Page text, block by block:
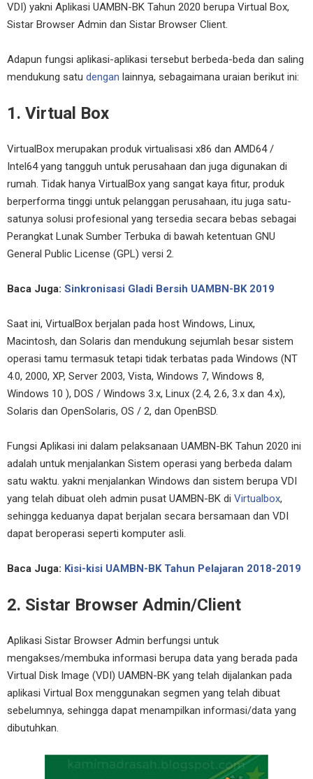
VDI) yakni Aplikasi UAMBN-BK Tahun 2020 berupa Virtual Box,
Sistar Browser Admin dan Sistar Browser Client.
Adapun fungsi aplikasi-aplikasi tersebut berbeda-beda dan saling
mendukung satu dengan lainnya, sebagaimana uraian berikut ini:
1. Virtual Box
VirtualBox merupakan produk virtualisasi x86 dan AMD64 /
Intel64 yang tangguh untuk perusahaan dan juga digunakan di
rumah. Tidak hanya VirtualBox yang sangat kaya fitur, produk
berperforma tinggi untuk pelanggan perusahaan, itu juga satu-
satunya solusi profesional yang tersedia secara bebas sebagai
Perangkat Lunak Sumber Terbuka di bawah ketentuan GNU
General Public License (GPL) versi 2.
Baca Juga: Sinkronisasi Gladi Bersih UAMBN-BK 2019
Saat ini, VirtualBox berjalan pada host Windows, Linux,
Macintosh, dan Solaris dan mendukung sejumlah besar sistem
operasi tamu termasuk tetapi tidak terbatas pada Windows (NT
4.0, 2000, XP, Server 2003, Vista, Windows 7, Windows 8,
Windows 10 ), DOS / Windows 3.x, Linux (2.4, 2.6, 3.x dan 4.x),
Solaris dan OpenSolaris, OS / 2, dan OpenBSD.
Fungsi Aplikasi ini dalam pelaksanaan UAMBN-BK Tahun 2020 ini
adalah untuk menjalankan Sistem operasi yang berbeda dalam
satu waktu. yakni menjalankan Windows dan sistem berupa VDI
yang telah dibuat oleh admin pusat UAMBN-BK di Virtualbox,
sehingga keduanya dapat berjalan secara bersamaan dan VDI
dapat beroperasi seperti komputer asli.
Baca Juga: Kisi-kisi UAMBN-BK Tahun Pelajaran 2018-2019
2. Sistar Browser Admin/Client
Aplikasi Sistar Browser Admin berfungsi untuk
mengakses/membuka informasi berupa data yang berada pada
Virtual Disk Image (VDI) UAMBN-BK yang telah dijalankan pada
aplikasi Virtual Box menggunakan segmen yang telah dibuat
sebelumnya, sehingga dapat menampilkan informasi/data yang
dibutuhkan.